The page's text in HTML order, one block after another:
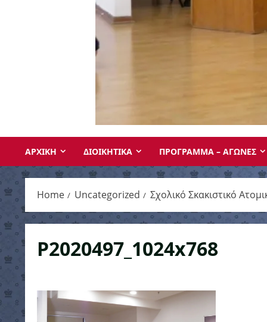
ΑΡΧΙΚΗ ΔΙΟΙΚΗΤΙΚΑ ΠΡΟΓΡΑΜΜΑ – ΑΓΩΝΕΣ
Home Uncategorized Σχολικό Σκακιστικό
P2020497_1024x768